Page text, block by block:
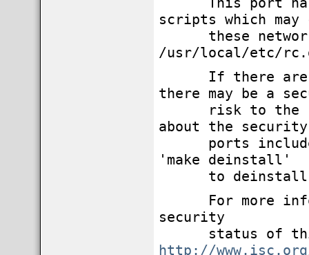
scripts which may
these network
/usr/local/etc/
If there are
there may be a
risk to the
about the
ports included
'make deinstall'
to deinstall
For more
security
status of this
http://